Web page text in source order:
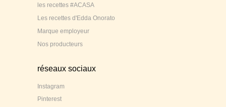
les recettes #ACASA
Les recettes d'Edda Onorato
Marque employeur
Nos producteurs
réseaux sociaux
Instagram
Pinterest